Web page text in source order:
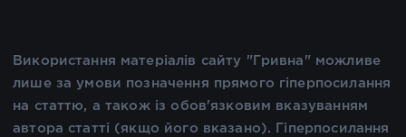
Використання матеріалів сайту "Гривна" можливе
лише за умови позначення прямого гіперпосилання
на статтю, а також із обов'язковим вказуванням
автора статті (якщо його вказано). Гіперпосилання